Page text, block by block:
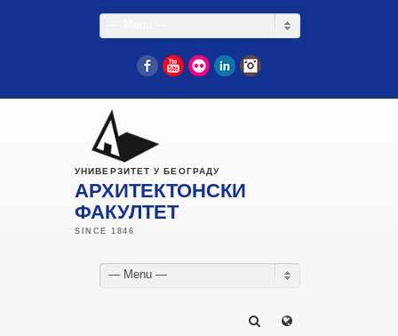
FacebookYouTube
Flickr LinkedIn
УНИВЕРЗИТЕТ У БЕОГРАДУ
АРХИТЕКТОНСКИ
ФАКУЛТЕТ
— Menu —